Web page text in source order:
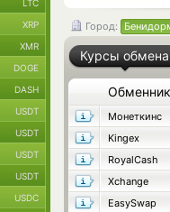
Город:
Курсы обмена
Обменник
Монеткинс
Kingex
RoyalCash
Xchange
EasySwap
LTC
XRP
XMR
DOGE
DASH
USDT
USDT
USDT
USDT
USDC